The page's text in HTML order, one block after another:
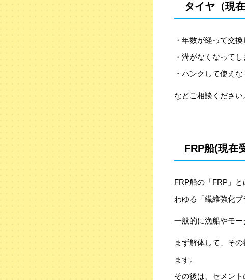
タイヤ（現
・年数が経って交
・溝がなくなって
・パンクして使え
などご相談ください
FRP船(現在
FRP船の「FRP」
わゆる「繊維強化プ
一般的に漁船やモー
まず解体して、そ
ます。
その後は、セメント